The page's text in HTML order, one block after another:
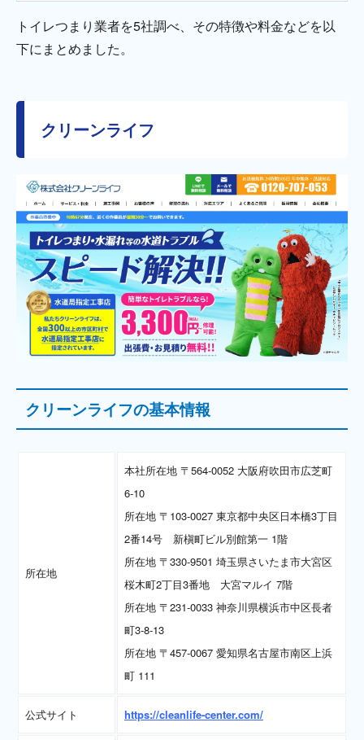
トイレつまり業者を5社調べ、その特徴や料金などを以
下にまとめました。
クリーンライフ
クリーンライフの基本情報
所在地
本社所在地 〒564-0052 大阪府吹田市広芝町
6-10
所在地 〒103-0027 東京都中央区日本橋3丁目
2番14号 新槇町ビル別館第一 1階
所在地 〒330-9501 埼玉県さいたま市大宮区
桜木町2丁目3番地 大宮マルイ 7階
所在地 〒231-0033 神奈川県横浜市中区長者
町3-8-13
所在地 〒457-0067 愛知県名古屋市南区上浜
町 111
公式サイト https://cleanlife-center.com/